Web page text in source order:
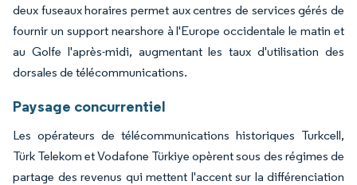
deux fuseaux horaires permet aux centres de services gérés de
fournir un support nearshore à l'Europe occidentale le matin et
au Golfe l'après-midi, augmentant les taux d'utilisation des
dorsales de télécommunications.
Paysage concurrentiel
Les opérateurs de télécommunications historiques Turkcell,
Türk Telekom et Vodafone Türkiye opèrent sous des régimes de
partage des revenus qui mettent l'accent sur la différenciation